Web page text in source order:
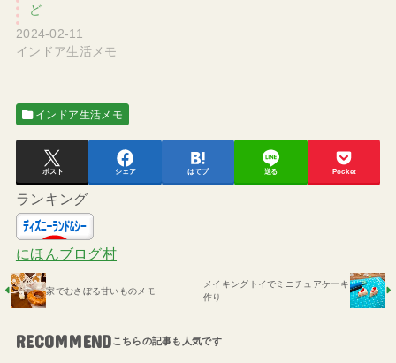
ど
2024-02-11
インドア生活メモ
インドア生活メモ
ポスト シェア はてブ 送る Pocket
ランキング
にほんブログ村
家でむさぼる甘いものメモ
メイキングトイでミニチュアケーキ
作り
RECOMMEND